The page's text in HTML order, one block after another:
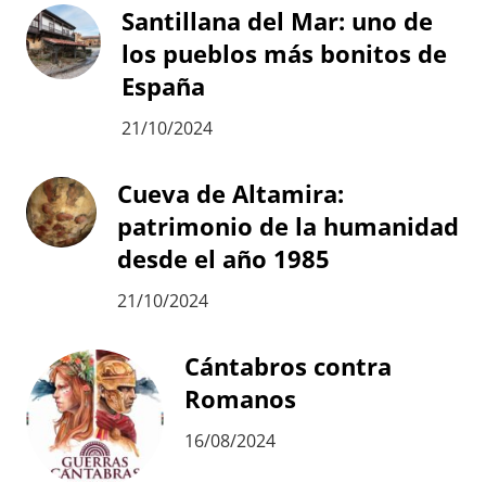
Santillana del Mar: uno de
los pueblos más bonitos de
España
21/10/2024
Cueva de Altamira:
patrimonio de la humanidad
desde el año 1985
21/10/2024
Cántabros contra
Romanos
16/08/2024